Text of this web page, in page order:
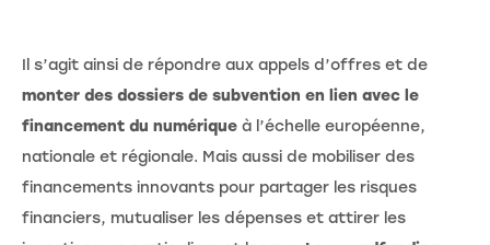
Il s’agit ainsi de répondre aux appels d’offres et de
monter des dossiers de subvention en lien avec le
financement du numérique à l’échelle européenne,
nationale et régionale. Mais aussi de mobiliser des
financements innovants pour partager les risques
financiers, mutualiser les dépenses et attirer les